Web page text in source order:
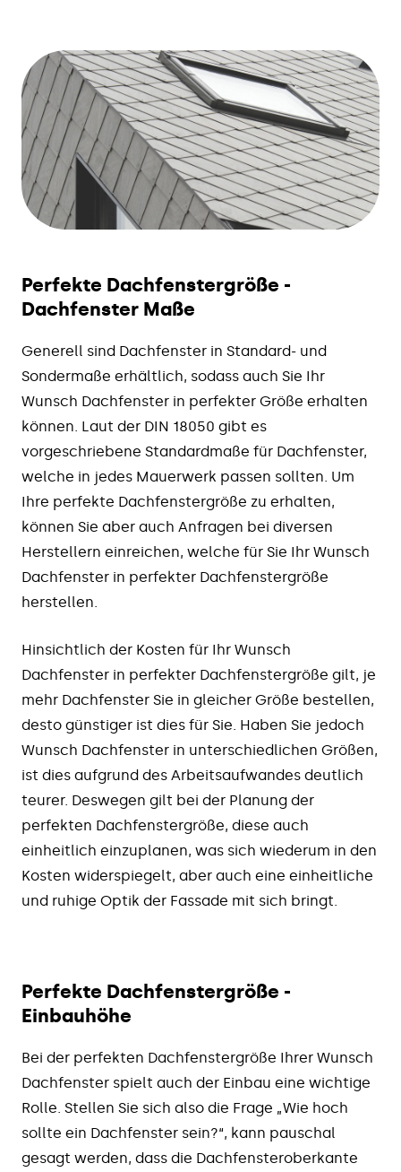
Perfekte Dachfenstergröße -
Dachfenster Maße
Generell sind Dachfenster in Standard- und
Sondermaße erhältlich, sodass auch Sie Ihr
Wunsch Dachfenster in perfekter Größe erhalten
können. Laut der DIN 18050 gibt es
vorgeschriebene Standardmaße für Dachfenster,
welche in jedes Mauerwerk passen sollten. Um
Ihre perfekte Dachfenstergröße zu erhalten,
können Sie aber auch Anfragen bei diversen
Herstellern einreichen, welche für Sie Ihr Wunsch
Dachfenster in perfekter Dachfenstergröße
herstellen.
Hinsichtlich der Kosten für Ihr Wunsch
Dachfenster in perfekter Dachfenstergröße gilt, je
mehr Dachfenster Sie in gleicher Größe bestellen,
desto günstiger ist dies für Sie. Haben Sie jedoch
Wunsch Dachfenster in unterschiedlichen Größen,
ist dies aufgrund des Arbeitsaufwandes deutlich
teurer. Deswegen gilt bei der Planung der
perfekten Dachfenstergröße, diese auch
einheitlich einzuplanen, was sich wiederum in den
Kosten widerspiegelt, aber auch eine einheitliche
und ruhige Optik der Fassade mit sich bringt.
Perfekte Dachfenstergröße -
Einbauhöhe
Bei der perfekten Dachfenstergröße Ihrer Wunsch
Dachfenster spielt auch der Einbau eine wichtige
Rolle. Stellen Sie sich also die Frage „Wie hoch
sollte ein Dachfenster sein?“, kann pauschal
gesagt werden, dass die Dachfensteroberkante